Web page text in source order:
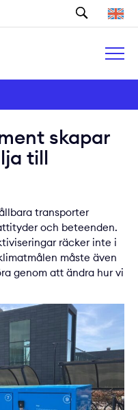
Sök
skapar
till
transporter
och beteenden.
räcker inte i
måste även
genom att ändra hur vi